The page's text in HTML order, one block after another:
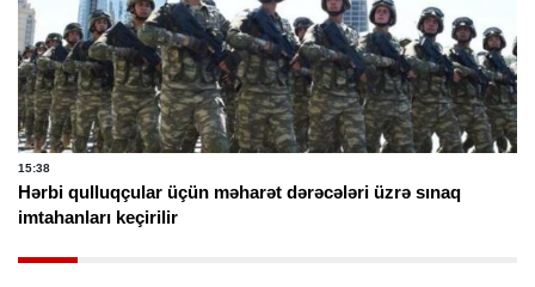
15:38
Hərbi qulluqçular üçün məharət dərəcələri üzrə sınaq
imtahanları keçirilir